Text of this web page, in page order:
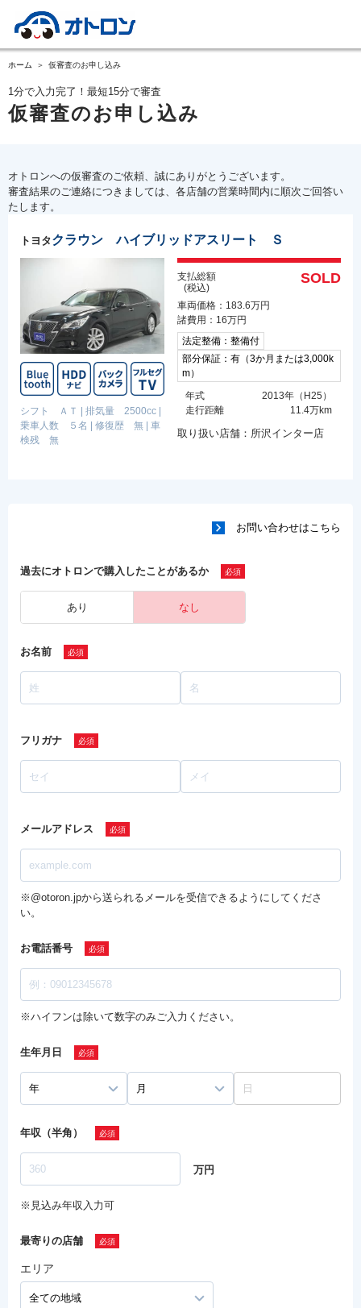
ホーム 仮審査のお申し込み
1分で入力完了！最短15分で審査
仮審査のお申し込み
オトロンへの仮審査のご依頼、誠にありがとうございます。
審査結果のご連絡につきましては、各店舗の営業時間内に順次ご回答い
たします。
トヨタクラウン ハイブリッドアスリート Ｓ
シフト ＡＴ 排気量 2500cc
乗車人数 ５名
修復歴 無
車
検残 無
支払総額
(税込)
SOLD
車両価格：183.6万円
諸費用：16万円
法定整備：整備付
部分保証：有（3か月または3,000k
m）
年式
2013年（H25）
走行距離
11.4万km
取り扱い店舗：所沢インター店
お問い合わせはこちら
過去にオトロンで購入したことがあるか
あり なし
お名前
フリガナ
メールアドレス
※@otoron.jpから送られるメールを受信できるようにしてくださ
い。
お電話番号
※ハイフンは除いて数字のみご入力ください。
生年月日
年収（半角）
万円
※見込み年収入力可
最寄りの店舗
エリア